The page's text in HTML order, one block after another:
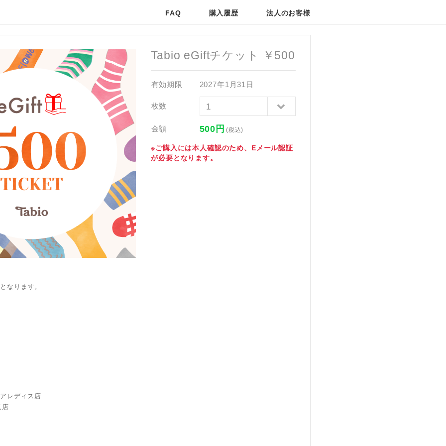
FAQ 購入履歴 法人のお客様
Tabio eGiftチケット ￥500
有効期限 2027年1月31日
枚数
金額 500 円 (税込)
※ご購入には本人確認のため、Eメール認証
が必要となります。
なります。
レディス店